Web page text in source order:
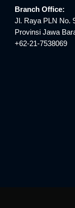
Branch Office:
Jl. Raya PLN No.
Provinsi Jawa
+62-21-7538069